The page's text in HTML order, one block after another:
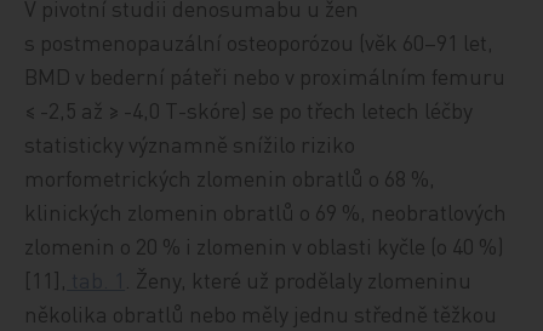
V pivotní studii denosumabu u žen
s postmenopauzální osteoporózou (věk 60–91 let,
BMD v bederní páteři nebo v proximálním femuru
≤ -2,5 až ≥ -4,0 T-skóre) se po třech letech léčby
statisticky významně snížilo riziko
morfometrických zlomenin obratlů o 68 %,
klinických zlomenin obratlů o 69 %, neobratlových
zlomenin o 20 % i zlomenin v oblasti kyčle (o 40 %)
[11],
. Ženy, které už prodělaly zlomeninu
několika obratlů nebo měly jednu středně těžkou